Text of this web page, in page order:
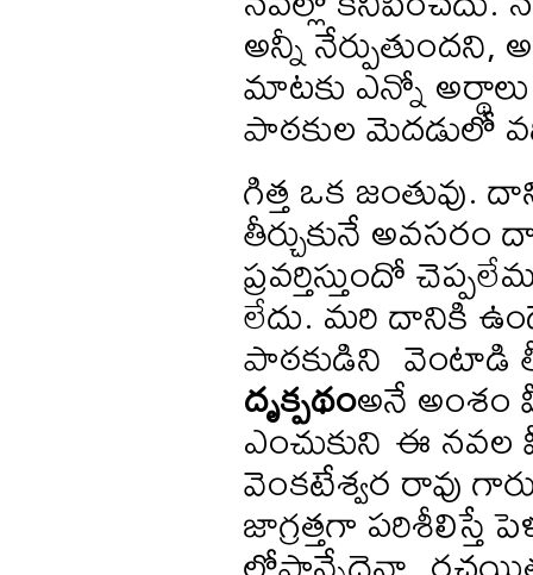
అన్నీ నేర్పుతుందని,
మాటకు ఎన్నో
పాఠకుల మెదడులో
గిత్త ఒక జంతువు.
తీర్చుకునే
ప్రవర్తిస్తుందో
లేదు. మరి దానికి
పాఠకుడిని వెంటాడి
దృక్పథంఅనే అంశం
ఎంచుకుని ఈ
వెంకటేశ్వర రావు
జాగ్రత్తగా పరిశీలిస్తే